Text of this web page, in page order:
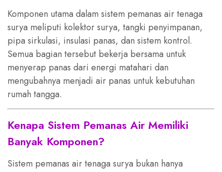
Komponen utama dalam sistem pemanas air tenaga
surya meliputi kolektor surya, tangki penyimpanan,
pipa sirkulasi, insulasi panas, dan sistem kontrol.
Semua bagian tersebut bekerja bersama untuk
menyerap panas dari energi matahari dan
mengubahnya menjadi air panas untuk kebutuhan
rumah tangga.
Kenapa Sistem Pemanas Air Memiliki
Banyak Komponen?
Sistem pemanas air tenaga surya bukan hanya